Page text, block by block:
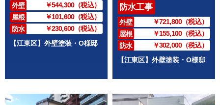
外壁
￥544,300（税込）
屋根
￥101,600（税込）
防水
￥230,600（税込）
【江東区】外壁塗装・O様邸
防水工事
外壁
￥721,800（税込）
屋根
￥155,100（税込）
防水
￥302,000（税込）
【江東区】外壁塗装・O様邸